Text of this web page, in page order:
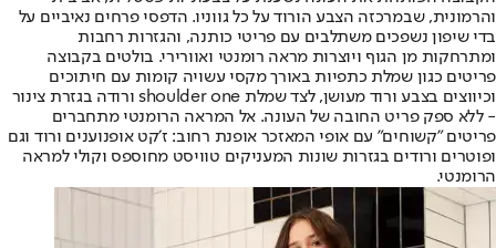
והרמונית, שבמרכזה הצבע הורוד על כל גווניו. הדפסי פרחים נאיביים על
בדי שיפון נשפכים משתלבים עם פריטי כותנה, והגזרות רחבות
ומתרחקות מן הגוף ויוצרות מראה רומנטי ואוורירי. בולטים בקבוצה
פריטים כגון שמלת כתפיות באורך מקסי עשויה קומות עם חיתוכים
וכיווצים בצבע ורוד מעושן, לצד שמלת shoulder one ורודה בגזרת צינור
- ללא ספק פריט החובה של העונה. אל המראה הרומנטי מתחברים
פריטים ״קשוחים״ עם אופי המאזכר אופנת רחוב: ז׳קט אופנוענים ורוד וגם
ופוטרים ורודים בגזרות שונות המעניקים טוויסט מחוספס וקולי למראה
הרומנטי.